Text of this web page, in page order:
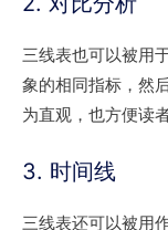
三线表也可以被用
象的相同指标，然
为直观，也方便读
3. 时间线
三线表还可以被用